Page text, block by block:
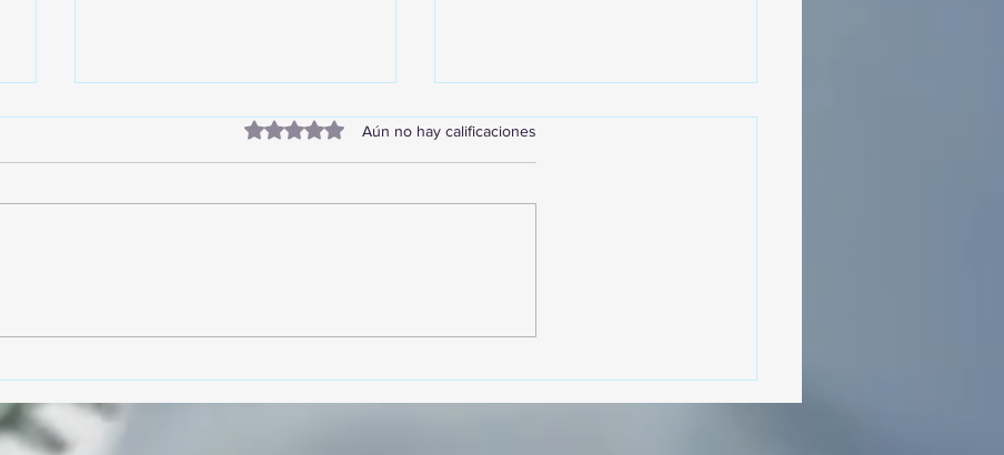
Zoom
organizada por Nefertari
Obtuvo 0 de 5 estrellas.
Aún no hay calificaciones